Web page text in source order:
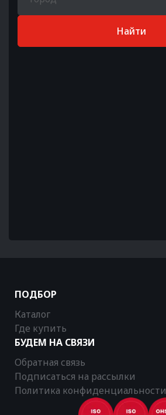
Найти
ПОДБОР
Каталог
Где купить
БУДЕМ НА СВЯЗИ
Обратная связь
Подписаться на рассылки
Политика конфиденциальности